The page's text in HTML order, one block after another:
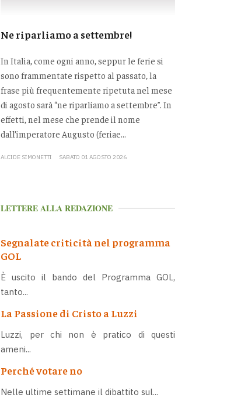
Ne riparliamo a settembre!
In Italia, come ogni anno, seppur le ferie si
sono frammentate rispetto al passato, la
frase più frequentemente ripetuta nel mese
di agosto sarà “ne riparliamo a settembre”. In
effetti, nel mese che prende il nome
dall’imperatore Augusto (feriae...
ALCIDE SIMONETTI SABATO 01 AGOSTO 2026
LETTERE ALLA REDAZIONE
Segnalate criticità nel programma
GOL
È uscito il bando del Programma GOL,
tanto...
La Passione di Cristo a Luzzi
Luzzi, per chi non è pratico di questi
ameni...
Perché votare no
Nelle ultime settimane il dibattito sul...